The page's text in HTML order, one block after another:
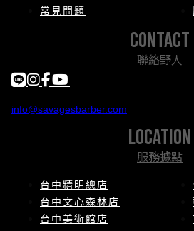
常見問題
contact
聯絡野人
info@savagesbarber.com
location
服務據點
台中精明總店
台中文心森林店
台中美術館店